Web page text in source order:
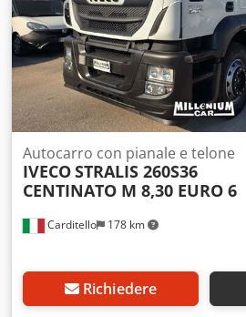
Carditello 178 km
Autocarro con pianale e telone
IVECOSTRALIS 260S36
CENTINATO M 8,30 EURO 6
Richiedere